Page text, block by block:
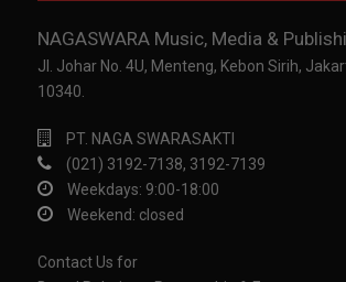
NAGASWARA Music, Media &
Jl. Johar No. 4U, Menteng, Kebon Sirih,
10340.
PT. NAGA SWARASAKTI
(021) 3192-7138, 3192-7139
Weekdays: 9:00-18:00
Weekend: closed
Contact Us for